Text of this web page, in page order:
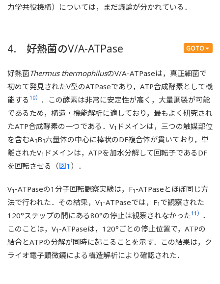
力学共役機構）については，まだ議論が分かれている．
GOTO
4. 好熱菌のV/A-ATPase
好熱菌Thermus thermophilusのV/A-ATPaseは，真正細菌で
初めて発見されたV型のATPaseであり，ATP合成酵素として機
能する 10） ．この酵素は非常に安定性が高く，大量調製が可能
であるため，構造・機能解析に適しており，最もよく研究され
たATP合成酵素の一つである．V1 ドメインは，三つの触媒部位
を含むA3B3六量体の中心に棒状のDF複合体が貫いており，単
離されたV1 ドメインは，ATPを加水分解して回転子であるDF
を回転させる（図1 ）．
V1 -ATPaseの1分子回転観察実験は，F1 -ATPaseとほぼ同じ方
法で行われた．その結果，V1 -ATPaseでは，F1 で観察された
120°ステップの間にある80°の停止は観察されなかった11） ．
このことは，V1 -ATPaseは，120°ごとの停止位置で，ATPの
結合とATPの分解が同時に起こることを示す．この結果は，ク
ライオ電子顕微鏡による構造解析により確認された．